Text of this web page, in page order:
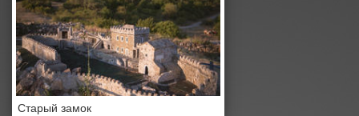
Старый замок